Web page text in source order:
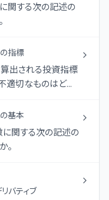
関する次の記述の
指標
出される投資指標
適切なものはどれ
基本
関する次の記述の
。
バティブ